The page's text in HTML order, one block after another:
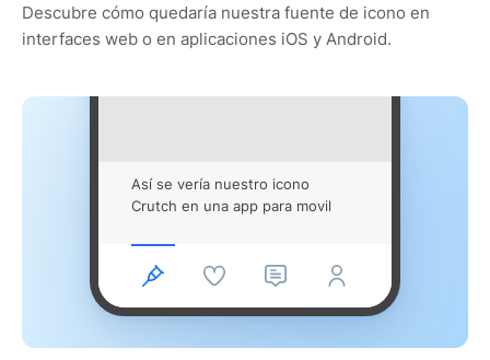
Descubre cómo quedaría nuestra fuente de icono en
interfaces web o en aplicaciones iOS y Android.
Así se vería nuestro icono
Crutch en una app para movil